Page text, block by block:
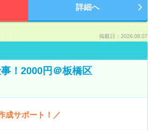
詳細へ
掲載日：2026.08.07
！2000円＠板橋区
成サポート！／